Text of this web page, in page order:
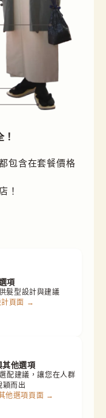
包含在套餐價格
！
項
髮型設計與建議
計頁面 →
其他選項
配建議，讓您在人群
穎而出
他選項頁面 →